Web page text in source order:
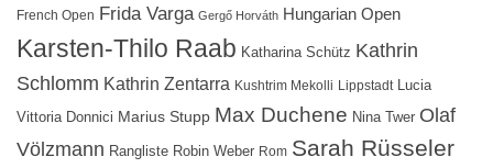
French Open Frida Varga Gergő Horváth Hungarian Open
Karsten-Thilo Raab Katharina Schütz Kathrin
Schlomm Kathrin Zentarra Kushtrim Mekolli Lippstadt Lucia
Vittoria Donnici Marius Stupp Max Duchene Nina Twer Olaf
Völzmann Rangliste Robin Weber Rom Sarah Rüsseler